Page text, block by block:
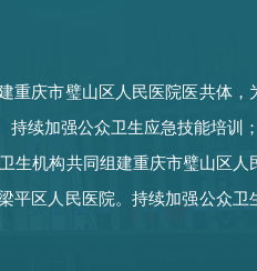
重庆市璧山区人民医院医共体
续加强公众卫生应急技能培训
生机构共同组建重庆市璧山区
平区人民医院。持续加强公众